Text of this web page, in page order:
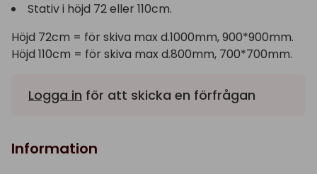
Stativ i höjd 72 eller 110cm.
Höjd 72cm = för skiva max d.1000mm, 900*900mm.
Höjd 110cm = för skiva max d.800mm, 700*700mm.
Logga in för att skicka en förfrågan
Information